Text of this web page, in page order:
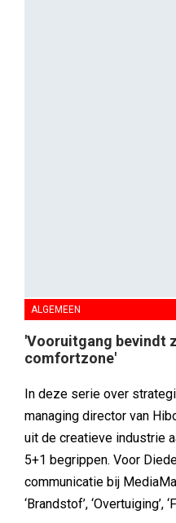
uit de creatieve industrie
5+1 begrippen. Voor
communicatie bij
‘Brandstof’, ‘Overtuiging’,